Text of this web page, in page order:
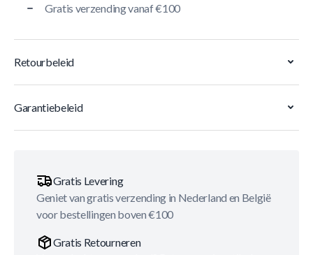
Gratis verzending vanaf €100
Retourbeleid
Garantiebeleid
Gratis Levering
Geniet van gratis verzending in Nederland en België
voor bestellingen boven €100
Gratis Retourneren